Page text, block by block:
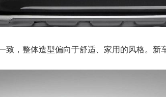
致，整体造型偏向于舒适、家用的风格。